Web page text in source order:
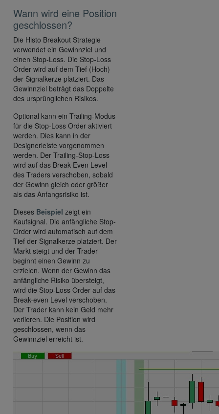
Wann wird eine Position
geschlossen?
Die Histo Breakout Strategie
verwendet ein Gewinnziel und
einen Stop-Loss. Die Stop-Loss
Order wird auf dem Tief (Hoch)
der Signalkerze platziert. Das
Gewinnziel beträgt das Doppelte
des ursprünglichen Risikos.
Optional kann ein Trailing-Modus
für die Stop-Loss Order aktiviert
werden. Dies kann in der
Designerleiste vorgenommen
werden. Der Trailing-Stop-Loss
wird auf das Break-Even Level
des Traders verschoben, sobald
der Gewinn gleich oder größer
als das Anfangsrisiko ist.
Dieses Beispiel zeigt ein
Kaufsignal. Die anfängliche Stop-
Order wird automatisch auf dem
Tief der Signalkerze platziert. Der
Markt steigt und der Trader
beginnt einen Gewinn zu
erzielen. Wenn der Gewinn das
anfängliche Risiko übersteigt,
wird die Stop-Loss Order auf das
Break-even Level verschoben.
Der Trader kann kein Geld mehr
verlieren. Die Position wird
geschlossen, wenn das
Gewinnziel erreicht ist.